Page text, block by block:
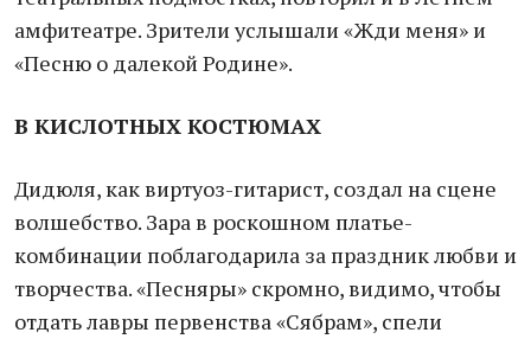
амфитеатре. Зрители услышали «Жди меня» и
«Песню о далекой Родине».
В КИСЛОТНЫХ КОСТЮМАХ
Дидюля, как виртуоз-гитарист, создал на сцене
волшебство. Зара в роскошном платье-
комбинации поблагодарила за праздник любви и
творчества. «Песняры» скромно, видимо, чтобы
отдать лавры первенства «Сябрам», спели